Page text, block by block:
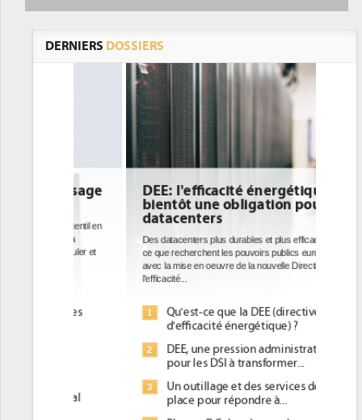
DERNIERS DOSSIERS
DEE: l'efficacité énergétique
bientôt une obligation pour les
datacenters
Des datacenters plus durables et plus efficaces, c'est
ce que recherchent les pouvoirs publics européens
avec la mise en oeuvre de la nouvelle Directive sur
Qu'est-ce que la DEE (directive
d'efficacité énergétique) ?
DEE, une pression administrative
pour les DSI à transformer...
Un outillage et des services déjà en
place pour répondre à...